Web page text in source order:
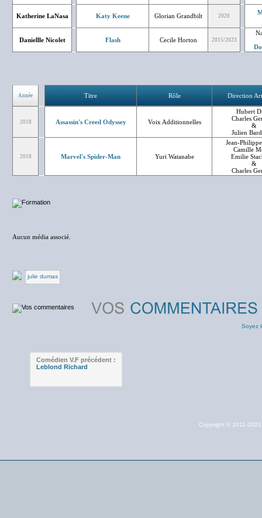
Katherine LaNasa Katy Keene Glorian Grandbilt 2020
Daniellle Nicolet Flash Cecile Horton 2015/2023
Année Titre Rôle Direction
2018 Assassin's Creed Odyssey Voix Additionnelles
Hubert
Charles
&
Julien
2018 Marvel's Spider-Man Yuri Watanabe
Jean-
Camille
Emilie
&
Charles
Aucun média associé.
julie dumas
Soyez
Comédien V.F précédent :
Leblond Richard
Copyright © 2011-